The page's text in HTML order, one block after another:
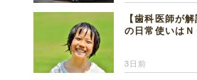
【歯科医師が
の日常使いは
3日前